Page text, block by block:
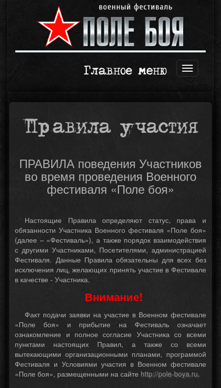
Открыть
Главное меню
Правила участия
ПРАВИЛА поведения Участников
во время проведения Военного
фестиваля «Поле боя»
Настоящие Правила определяют статус, права и
обязанности Участника Военного фестиваля «Поле боя»
(далее – «Фестиваль»), а также порядок взаимодействия
с другими Участниками, Посетителями, администрацией
Фестиваля. Данные Правила обязательны для всех без
исключения лиц, желающих принять участие в Фестивале
в качестве - Участника.
Внимание!
Факт подачи заявки на участие в Военном фестивале
«Поле боя» и прибытие на Фестиваль означает
ознакомление и полное согласие Участника со всеми
пунктами настоящих Правил, а также со всеми
вытекающими организационными планами, программой
Фестиваля и Условиями участия в Военном фестивале
«Поле боя», размещенными на сайте http://pole-boya.ru.